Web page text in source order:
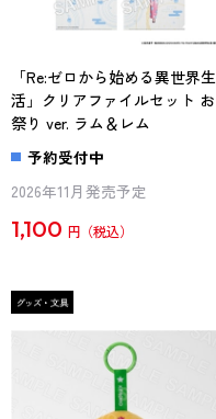
「Re:ゼロから始める異世界生
活」クリアファイルセット お
祭り ver. ラム＆レム
予約受付中
2026年11月発売予定
1,100 円